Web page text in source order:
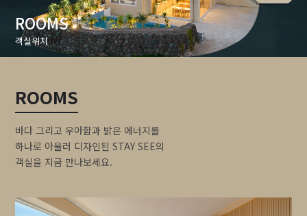
ROOMS
객실위치
ROOMS
바다 그리고 우아함과 밝은 에너지를
하나로 아울러 디자인된 STAY SEE의
객실을 지금 만나보세요.